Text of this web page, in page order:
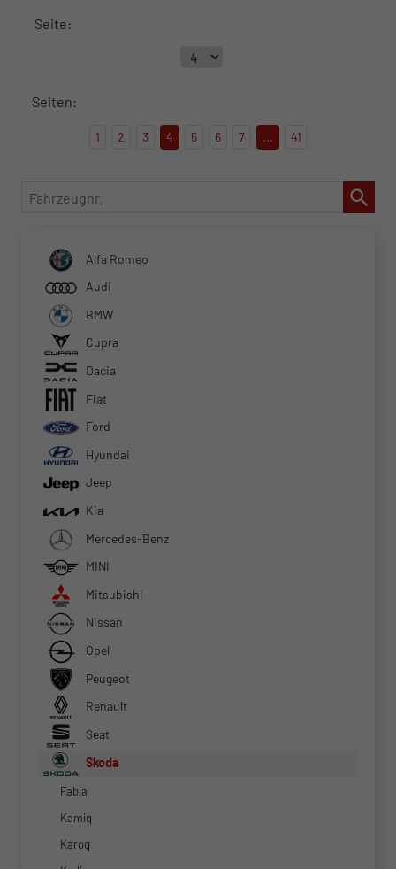
Seite:
Seiten:
1 2 3 4 5 6 7 ... 41
Fahrzeugnr.
Alfa Romeo
Audi
BMW
Cupra
Dacia
Fiat
Ford
Hyundai
Jeep
Kia
Mercedes-Benz
MINI
Mitsubishi
Nissan
Opel
Peugeot
Renault
Seat
Skoda
Fabia
Kamiq
Karoq